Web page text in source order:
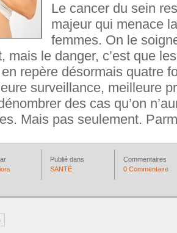
Le cancer du sein
majeur qui menace
femmes. On le
mais le danger, c’est que
repère désormais quatre
surveillance, meilleure
des cas qu’on
Mais pas seulement.
Publié dans
SANTÉ
Commentaires
0 Commentaire